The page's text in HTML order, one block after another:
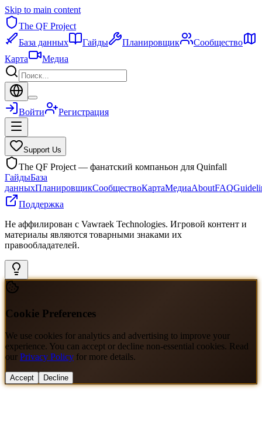
Skip to main content
The QF Project
База данных
Гайды Планировщик
Сообщество
Карта
Медиа
Войти Регистрация
Support Us
The QF Project — фанатский компаньон для Quinfall
ГайдыБаза
данныхПланировщикСообществоКартаМедиаAboutFAQ
Поддержка
Не аффилирован с Vawraek Technologies. Игровой контент и
материалы являются товарными знаками их
правообладателей.
Cookie Preferences
We use cookies for analytics and advertising to improve your
experience. You can accept or decline non-essential cookies. Read
our Privacy Policy for more details.
Accept Decline